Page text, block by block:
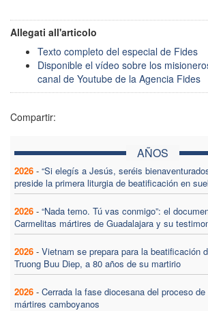
Allegati all'articolo
Texto completo del especial de Fides
Disponible el vídeo sobre los
canal de Youtube de la Agencia Fides
Compartir:
AÑOS
2026 - “Si elegís a Jesús, seréis
preside la primera liturgia de beatificación en
2026 - “Nada temo. Tú vas conmigo”: el
Carmelitas mártires de Guadalajara y su
2026 - Vietnam se prepara para la beatificación
Truong Buu Diep, a 80 años de su martirio
2026 - Cerrada la fase diocesana del proceso
mártires camboyanos